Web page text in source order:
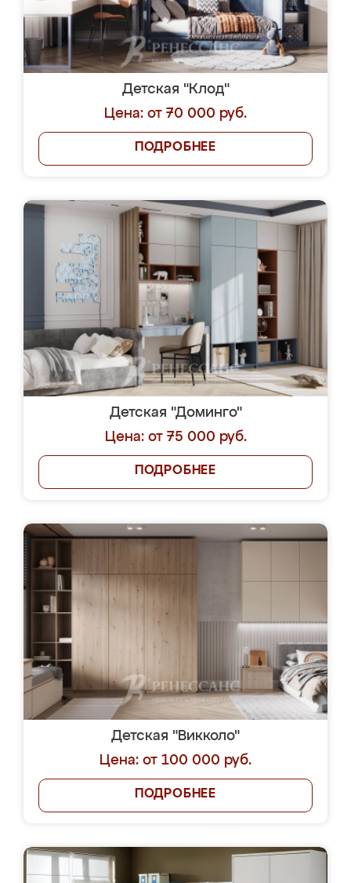
Детская "Клод"
Цена: от 70 000 руб.
ПОДРОБНЕЕ
Детская "Доминго"
Цена: от 75 000 руб.
ПОДРОБНЕЕ
Детская "Викколо"
Цена: от 100 000 руб.
ПОДРОБНЕЕ